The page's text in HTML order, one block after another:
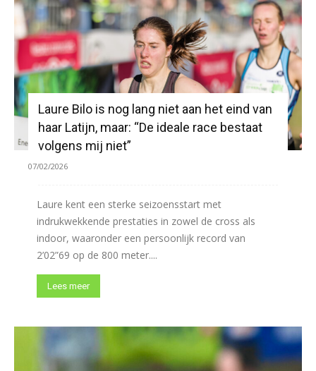
Laure Bilo is nog lang niet aan het eind van
haar Latijn, maar: “De ideale race bestaat
volgens mij niet”
07/02/2026
Laure kent een sterke seizoensstart met
indrukwekkende prestaties in zowel de cross als
indoor, waaronder een persoonlijk record van
2’02”69 op de 800 meter....
Lees meer